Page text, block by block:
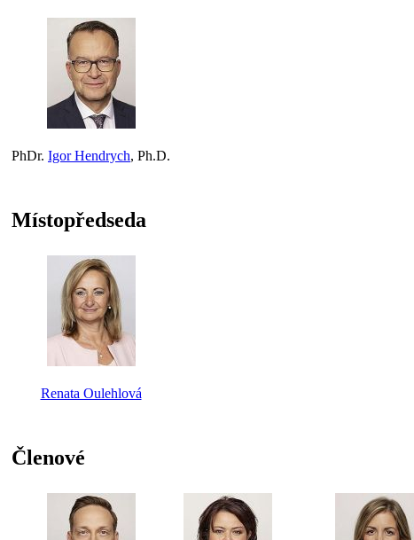
PhDr. Igor Hendrych, Ph.D.
Místopředseda
Renata Oulehlová
Členové